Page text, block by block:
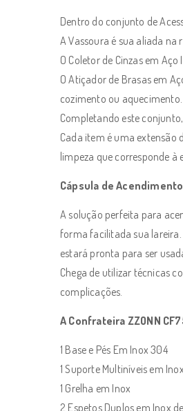
Dentro do conjunto de
A Vassoura é sua aliada
O Coletor de Cinzas em
O Atiçador de Brasas em
cozimento ou aquecimento.
Completando este
Cada item é uma extensão
limpeza que corresponde à
Cápsula de Acendimento
A solução perfeita para
forma facilitada sua
estará pronta para ser
Chega de utilizar técnicas
complicações.
A Confrateira ZZONN
1 Base e Pés Em Inox 304
1 Suporte Multiníveis em Inox
1 Grelha em Inox
2 Espetos Duplos em Inox